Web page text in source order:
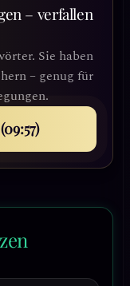
– verfallen
Sie haben
– genug für